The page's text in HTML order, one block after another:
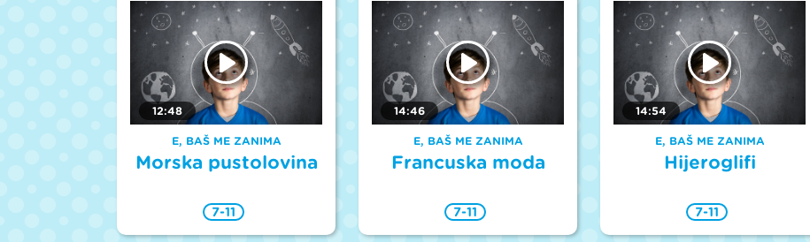
12:48
E, BAŠ ME ZANIMA
Morska pustolovina
7-11
14:46
E, BAŠ ME ZANIMA
Francuska moda
7-11
14:54
E, BAŠ ME ZANIMA
Hijeroglifi
7-11